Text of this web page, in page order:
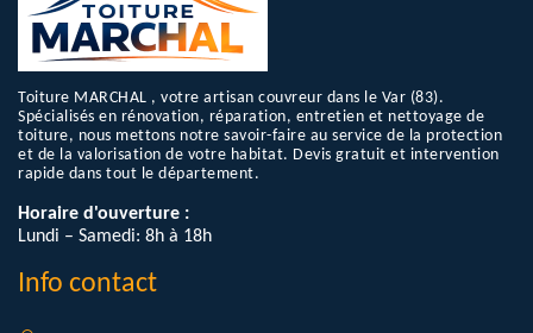
Toiture MARCHAL , votre artisan couvreur dans le Var (83).
Spécialisés en rénovation, réparation, entretien et nettoyage de
toiture, nous mettons notre savoir-faire au service de la protection
et de la valorisation de votre habitat. Devis gratuit et intervention
rapide dans tout le département.
Horaire d'ouverture :
Lundi – Samedi: 8h à 18h
Info contact